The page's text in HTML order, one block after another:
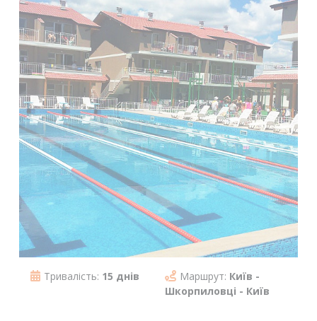
Тривалість: 15 днів Маршрут: Київ -
Шкорпиловці - Київ